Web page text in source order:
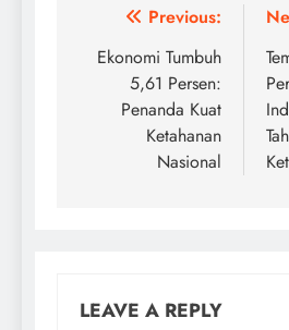
Post
navigation
Previous:
Ekonomi Tumbuh
5,61 Persen:
Penanda Kuat
Ketahanan
Nasional
LEAVE A REPLY